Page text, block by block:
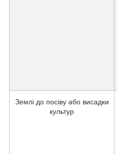
Землі до посіву або висадки
культур